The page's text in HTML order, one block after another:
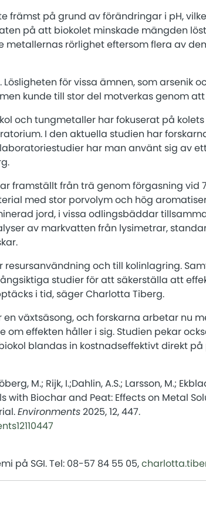
främst på grund av förändringar i pH,
på att biokolet minskade mängden
metallernas rörlighet eftersom flera av
för vissa ämnen, som arsenik
kunde till stor del motverkas genom
och tungmetaller har fokuserat på
I den aktuella studien har
har man använt sig av
framställt från trä genom förgasning vid
med stor porvolym och hög
jord, i vissa odlingsbäddar
av markvatten från lysimetrar,
resursanvändning och till kolinlagring.
studier för att säkerställa att
i tid, säger Charlotta Tiberg.
växtsäsong, och forskarna arbetar nu
effekten håller i sig. Studien pekar
blandas in kostnadseffektivt direkt på
M.; Rijk, I.;Dahlin, A.S.; Larsson, M.;
with Biochar and Peat: Effects on Metal
Environments2025, 12, 447.
på SGI. Tel: 08-57 84 55 05,